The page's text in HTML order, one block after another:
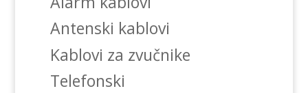
Antenski kablovi
Kablovi za zvučnike
Telefonski